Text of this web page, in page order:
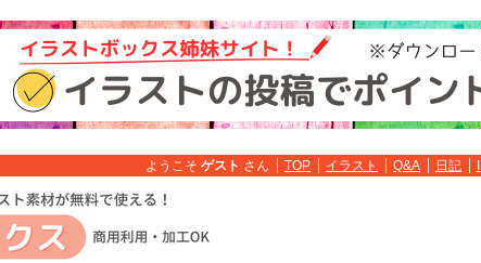
ようこそ ゲスト さん TOP イラスト Q&A 日記